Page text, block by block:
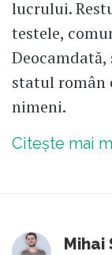
lucrului.
testele,
statul român
nimeni.
Citește mai
Mihai